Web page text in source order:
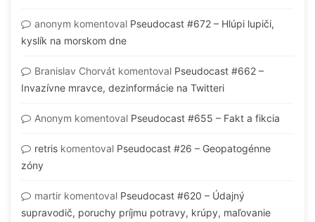
anonym komentoval Pseudocast #672 – Hlúpi lupiči,
kyslík na morskom dne
Branislav Chorvát komentoval Pseudocast #662 –
Invazívne mravce, dezinformácie na Twitteri
Anonym komentoval Pseudocast #655 – Fakt a fikcia
retris komentoval Pseudocast #26 – Geopatogénne
zóny
martir komentoval Pseudocast #620 – Údajný
supravodič, poruchy príjmu potravy, krúpy, maľovanie